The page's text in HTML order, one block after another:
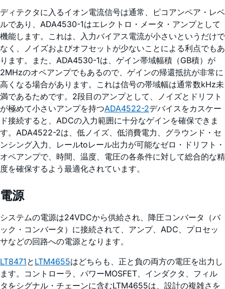
ディテクタに入るイオン電流信号は通常、ピコアンペア・レベ
ルであり、ADA4530-1はエレクトロ・メータ・アンプとして
機能します。これは、入力バイアス電流が小さいというだけで
なく、ノイズおよびオフセットが少ないことによる利点でもあ
ります。また、ADA4530-1は、ゲイン帯域幅積（GB積）が
2MHzのオペアンプでもあるので、ゲインの帰還抵抗が非常に
高くなる場合があります。これは信号の帯域幅は通常数kHz未
満であるためです。2段目のアンプとして、ノイズとドリフト
が極めて小さいアンプを持つADA4522-2デバイスをカスケー
ド接続すると、ADCの入力範囲に十分なゲインを確保できま
す。ADA4522-2は、低ノイズ、低消費電力、グラウンド・セ
ンシング入力、レールtoレール出力が可能なゼロ・ドリフト・
オペアンプで、時間、温度、電圧の各条件に対して総合的な精
度を確保するよう最適化されています。
電源
システムの電源は24VDCから供給され、降圧コンバータ（バ
ック・コンバータ）に接続されて、アンプ、ADC、プロセッ
サなどの回路への電源となります。
LT8471と LTM4655はどちらも、正と負の両方の電圧を出力し
ます。コントローラ、パワーMOSFET、インダクタ、フィル
タをシグナル・チェーンに含むLTM4655は、設計の複雑さを